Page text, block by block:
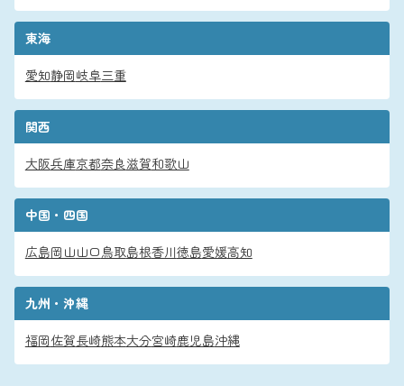
東海
愛知静岡岐阜三重
関西
大阪兵庫京都奈良滋賀和歌山
中国・四国
広島岡山山口鳥取島根香川徳島愛媛高知
九州・沖縄
福岡佐賀長崎熊本大分宮崎鹿児島沖縄